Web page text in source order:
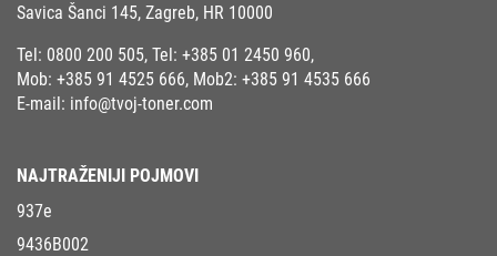
Savica Šanci 145, Zagreb, HR 10000
Tel: 0800 200 505, Tel: +385 01 2450 960,
Mob: +385 91 4525 666, Mob2: +385 91 4535 666
E-mail: info@tvoj-toner.com
NAJTRAŽENIJI POJMOVI
937e
9436B002